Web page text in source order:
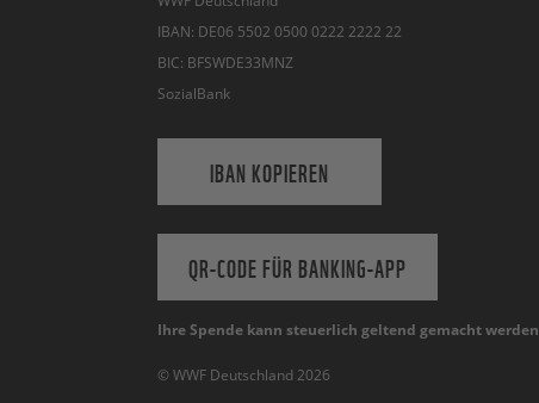
IBAN: DE06 5502 0500 0222 2222 22
BIC: BFSWDE33MNZ
SozialBank
IBAN KOPIEREN
QR-CODE FÜR BANKING-APP
Ihre Spende kann steuerlich geltend gemacht werden
© WWF Deutschland 2026